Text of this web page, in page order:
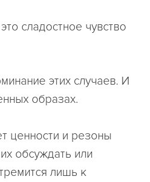
сладостное чувство
этих случаев. И
образах.
ценности и резоны
обсуждать или
лишь к